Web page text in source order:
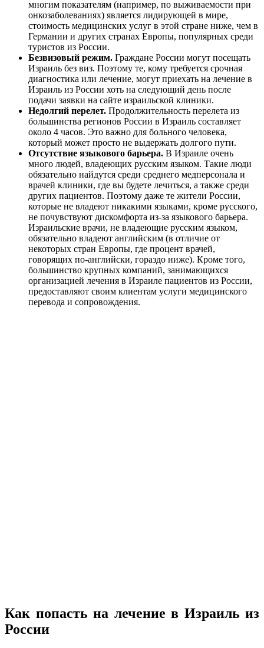
многим показателям (например, по выживаемости при
онкозаболеваниях) является лидирующей в мире,
стоимость медицинских услуг в этой стране ниже, чем в
Германии и других странах Европы, популярных среди
туристов из России.
Безвизовый режим. Граждане России могут посещать
Израиль без виз. Поэтому те, кому требуется срочная
диагностика или лечение, могут приехать на лечение в
Израиль из России хоть на следующий день после
подачи заявки на сайте израильской клиники.
Недолгий перелет. Продолжительность перелета из
большинства регионов России в Израиль составляет
около 4 часов. Это важно для больного человека,
который может просто не выдержать долгого пути.
Отсутствие языкового барьера. В Израиле очень
много людей, владеющих русским языком. Такие люди
обязательно найдутся среди среднего медперсонала и
врачей клиники, где вы будете лечиться, а также среди
других пациентов. Поэтому даже те жители России,
которые не владеют никакими языками, кроме русского,
не почувствуют дискомфорта из-за языкового барьера.
Израильские врачи, не владеющие русским языком,
обязательно владеют английским (в отличие от
некоторых стран Европы, где процент врачей,
говорящих по-английски, гораздо ниже). Кроме того,
большинство крупных компаний, занимающихся
организацией лечения в Израиле пациентов из России,
предоставляют своим клиентам услуги медицинского
перевода и сопровождения.
Как попасть на лечение в Израиль из
России